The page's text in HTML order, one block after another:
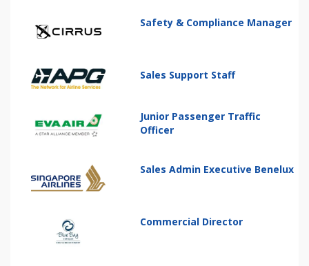
Safety & Compliance Manager
Sales Support Staff
Junior Passenger Traffic
Officer
Sales Admin Executive Benelux
Commercial Director